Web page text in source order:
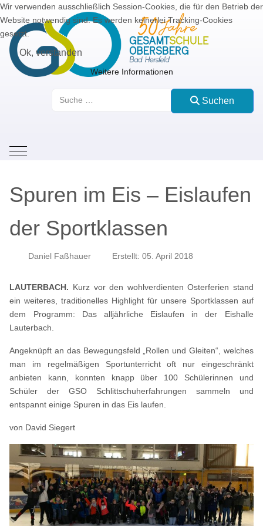
Suchen
Mobile Menu Toggle
Spuren im Eis – Eislaufen
der Sportklassen
Daniel Faßhauer Erstellt: 05. April 2018
LAUTERBACH. Kurz vor den wohlverdienten Osterferien stand
ein weiteres, traditionelles Highlight für unsere Sportklassen auf
dem Programm: Das alljährliche Eislaufen in der Eishalle
Lauterbach.
Angeknüpft an das Bewegungsfeld „Rollen und Gleiten“, welches
man im regelmäßigen Sportunterricht oft nur eingeschränkt
anbieten kann, konnten knapp über 100 Schülerinnen und
Schüler der GSO Schlittschuherfahrungen sammeln und
entspannt einige Spuren in das Eis laufen.
von David Siegert
Wir verwenden ausschließlich Session-Cookies, die für den Betrieb der
Website notwendig sind. Es werden keinerlei Tracking-Cookies
gesetzt.
Ok, verstanden
Weitere Informationen